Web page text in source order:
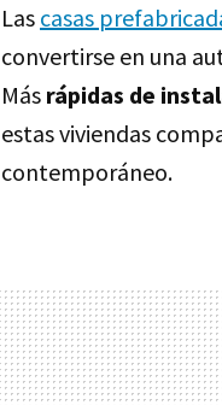
Las casas
convertirse en una
Más rápidas de
estas viviendas
contemporáneo.